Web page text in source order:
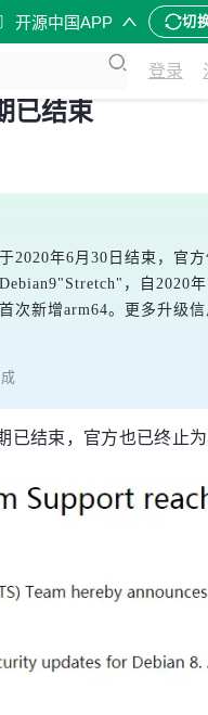
开源中国APP 切
登录
已结束
2020年6月30日结束，官
，自2020
次新增arm64。更多升级
已结束，官方也已终止